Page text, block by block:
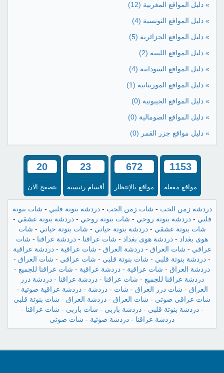
» دليل المواقع المغربية (12)
» دليل المواقع التونسية (4)
» دليل المواقع الجزائرية (5)
» دليل المواقع الليبية (2)
» دليل المواقع السودانية (4)
» دليل المواقع الموريتانية (1)
» دليل المواقع الجيبوتية (0)
» دليل المواقع الصومالية (0)
» دليل مواقع جزر القمر (0)
1153
مواقع مفعلة
672
مواقع بالإنتظار
23
أقسام رئيسية
20
يتصفح الآن
دردشة زمن الحب - شات زمن الحب -دردشة بنوتة قلبي - شات بنوتة
قلبي -دردشة بنوتة روحي - شات بنوتة روحي -دردشة بنوتة عشقي -
شات بنوتة عشقي -دردشة بنوتة حياتي - شات بنوتة حياتي - شات
هوى بغداد - دردشة هوى بغداد - شات عراقنا - دردشة عراقنا - شات
عراقي - شات العراق -دردشة العراق - شات عراقية -دردشة عراقية
- دردشة بنوتة قلبي - شات بنوتة قلبي - شات عراقي - شات العراق -
دردشة العراق - شات عراقية - دردشة عراقية - شات عراقنا للجميع -
دردشة عراقنا للجميع - شات عراقنا -دردشة عراقنا -دردشة درر
العراق - شات درر العراق - شات -دردشة -دردشة عراقية صوتية -
شات عراقي صوتي - شات العراق - دردشة العراق - شات بنوتة قلبي
-دردشة بنوتة قلبي -دردشة باربي - شات باربي - شات عراقنا -
دردشة عراقنا - دردشة صوتية - شات صوتي